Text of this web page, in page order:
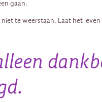
gaan.
te weerstaan. Laat het